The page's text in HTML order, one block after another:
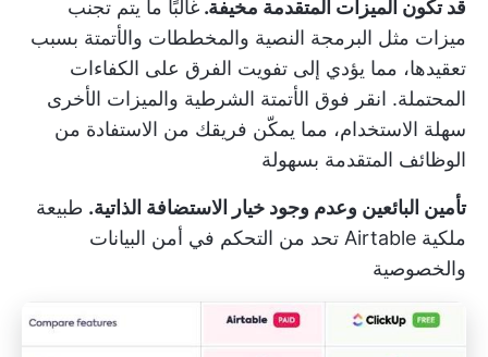
قد تكون الميزات المتقدمة مخيفة. غالبًا ما يتم تجنب
ميزات مثل البرمجة النصية والمخططات والأتمتة بسبب
تعقيدها، مما يؤدي إلى تفويت الفرق على الكفاءات
المحتملة. انقر فوق الأتمتة الشرطية والميزات الأخرى
سهلة الاستخدام، مما يمكّن فريقك من الاستفادة من
الوظائف المتقدمة بسهولة
تأمين البائعين وعدم وجود خيار الاستضافة الذاتية. طبيعة
ملكية Airtable تحد من التحكم في أمن البيانات
والخصوصية